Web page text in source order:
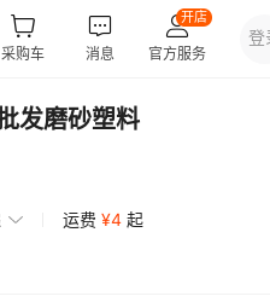
发磨砂塑料
运费 ¥4 起